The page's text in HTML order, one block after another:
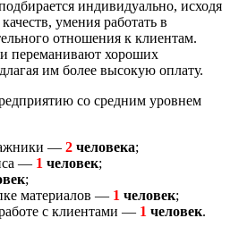
индивидуально, исходя
умения работать в
отношения к клиентам.
переманивают хороших
им более высокую оплату.
со средним уровнем
— 2 человека;
— 1 человек;
;
материалов — 1 человек;
с клиентами — 1 человек.